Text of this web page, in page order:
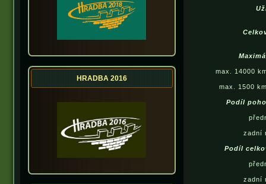
HRADBA 2016
max. 14000
max. 1500
Podíl
zadní
Podíl
zadní